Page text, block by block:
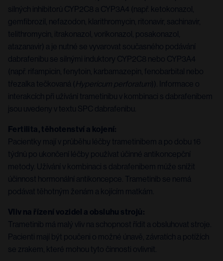
silných inhibitorů CYP2C8 a CYP3A4 (např. ketokonazol,
gemfibrozil, nefazodon, klarithromycin, ritonavir, sachinavir,
telithromycin, itrakonazol, vorikonazol, posakonazol,
atazanavir) a je nutné se vyvarovat současného podávání
dabrafenibu se silnými induktory CYP2C8 nebo CYP3A4
(např. rifampicin, fenytoin, karbamazepin, fenobarbital nebo
třezalka tečkovaná (
Hypericum perforatum)). Informace o
interakcích při užívání trametinibu v kombinaci s dabrafenibem
jsou uvedeny v textu SPC dabrafenibu.
Fertilita, těhotenství a kojení:
Pacientky mají v průběhu léčby trametinibem a po dobu 16
týdnů po ukončení léčby používat účinné antikoncepční
metody. Užívání v kombinaci s dabrafenibem může snížit
účinnost hormonální antikoncepce. Trametinib se nemá
podávat těhotným ženám a kojícím matkám.
Vliv na řízení vozidel a obsluhu strojů:
Trametinib má malý vliv na schopnost řídit a obsluhovat stroje.
Pacienti mají být poučeni o možné únavě, závratích a potížích
se zrakem, které mohou tyto činnosti ovlivnit.